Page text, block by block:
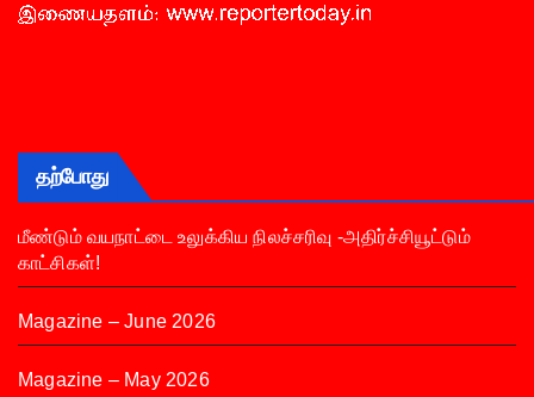
தற்போது
மீண்டும் வயநாட்டை உலுக்கிய நிலச்சரிவு -அதிர்ச்சியூட்டும்
காட்சிகள்!
Magazine – June 2026
Magazine – May 2026